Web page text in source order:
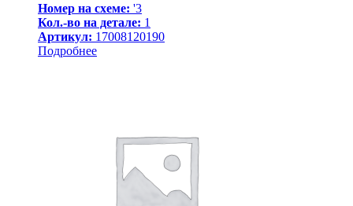
Номер на схеме: '3
Кол.-во на детале: 1
Артикул: 17008120190
Подробнее